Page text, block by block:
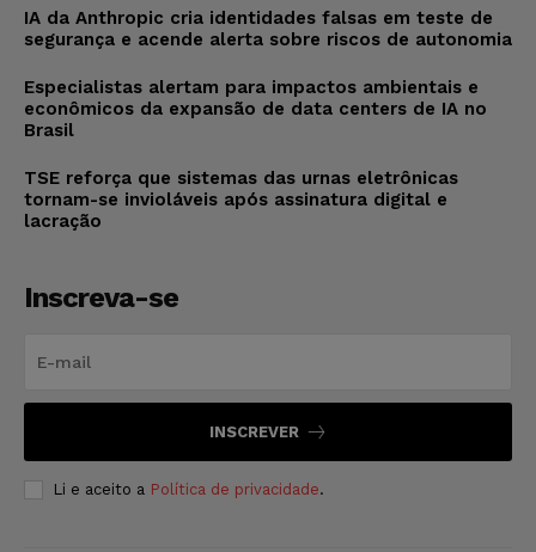
IA da Anthropic cria identidades falsas em teste de
segurança e acende alerta sobre riscos de autonomia
Especialistas alertam para impactos ambientais e
econômicos da expansão de data centers de IA no
Brasil
TSE reforça que sistemas das urnas eletrônicas
tornam-se invioláveis após assinatura digital e
lacração
Inscreva-se
INSCREVER
Li e aceito a Política de privacidade.